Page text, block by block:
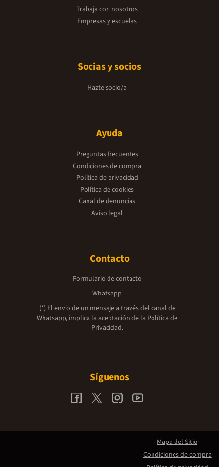
Trabaja con nosotros
Empresas y escuelas
Socias y socios
Hazte socio/a
Ayuda
Preguntas frecuentes
Condiciones de compra
Política de privacidad
Política de cookies
Canal de denuncias
Aviso legal
Contacto
Formulario de contacto
Whatsapp
(*) El envío de un mensaje a través del canal de
Whatsapp, implica la aceptación de la Política de
Privacidad.
Síguenos
Mapa del Sitio
Condiciones de compra